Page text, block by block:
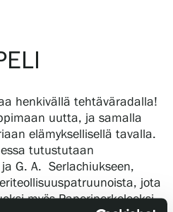
henkivällä tehtäväradalla!
uutta, ja samalla
elämyksellisellä tavalla.
tutustutaan
G. A. Serlachiukseen,
jota
myös Paperiperkeleeksi